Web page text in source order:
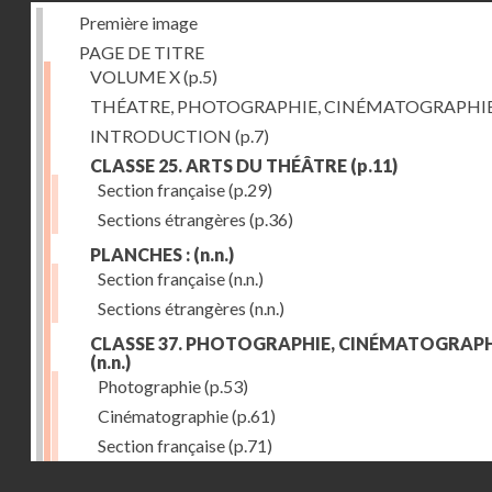
Première image
PAGE DE TITRE
VOLUME X(p.5)
THÉATRE, PHOTOGRAPHIE,
INTRODUCTION (p.7)
CLASSE 25. ARTS DU THÉÂTRE (p.11)
Section française(p.29)
Sections étrangères (p.36)
PLANCHES : (n.n.)
Section française(n.n.)
Sections étrangères (n.n.)
CLASSE 37. PHOTOGRAPHIE,
(n.n.)
Photographie(p.53)
Cinématographie(p.61)
Section française(p.71)